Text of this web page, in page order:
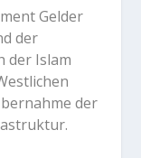
Gelder
der
der Islam
der